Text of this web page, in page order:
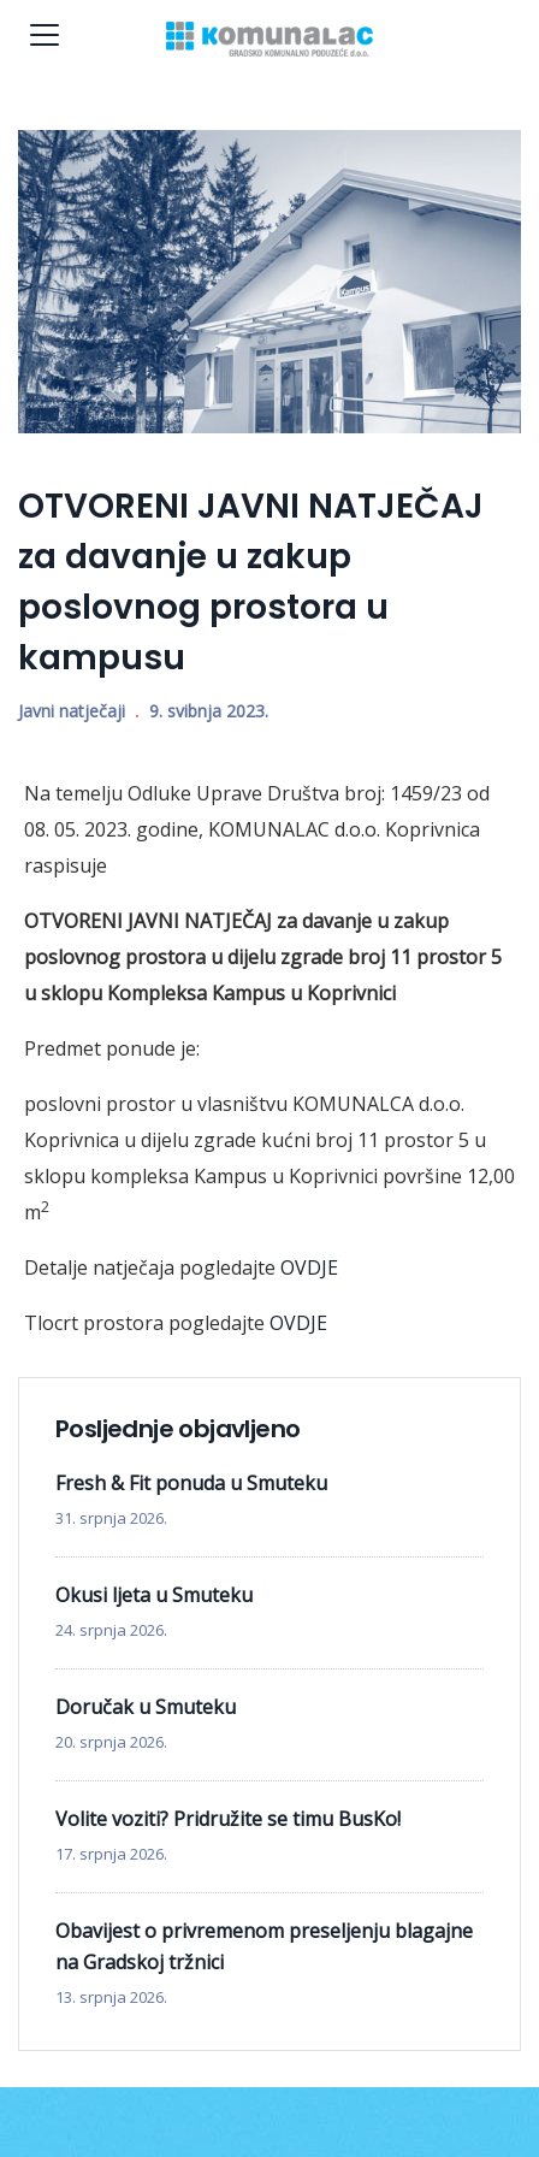
OTVORENI JAVNI NATJEČAJ
za davanje u zakup
poslovnog prostora u
kampusu
Javni natječaji 9. svibnja 2023.
Na temelju Odluke Uprave Društva broj: 1459/23 od
08. 05. 2023. godine, KOMUNALAC d.o.o. Koprivnica
raspisuje
OTVORENI JAVNI NATJEČAJ za davanje u zakup
poslovnog prostora u dijelu zgrade broj 11 prostor 5
u sklopu Kompleksa Kampus u Koprivnici
Predmet ponude je:
poslovni prostor u vlasništvu KOMUNALCA d.o.o.
Koprivnica u dijelu zgrade kućni broj 11 prostor 5 u
sklopu kompleksa Kampus u Koprivnici površine 12,00
m2
Detalje natječaja pogledajte OVDJE
Tlocrt prostora pogledajte OVDJE
Posljednje objavljeno
Fresh & Fit ponuda u Smuteku
31. srpnja 2026.
Okusi ljeta u Smuteku
24. srpnja 2026.
Doručak u Smuteku
20. srpnja 2026.
Volite voziti? Pridružite se timu BusKo!
17. srpnja 2026.
Obavijest o privremenom preseljenju blagajne
na Gradskoj tržnici
13. srpnja 2026.